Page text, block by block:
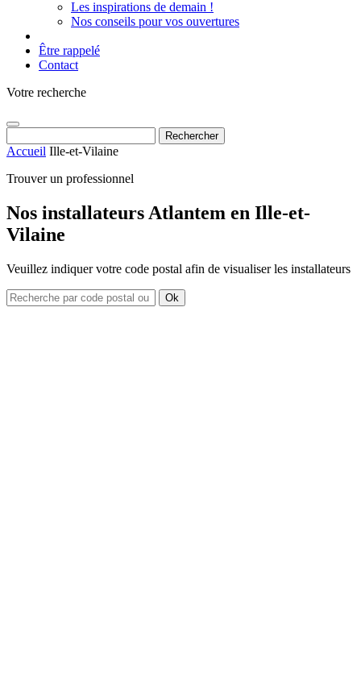
Les inspirations de demain !
Nos conseils pour vos ouvertures
Être rappelé
Contact
Votre recherche
Accueil Ille-et-Vilaine
Trouver un professionnel
Nos installateurs Atlantem en Ille-et-
Vilaine
Veuillez indiquer votre code postal afin de visualiser les installateurs
Ok